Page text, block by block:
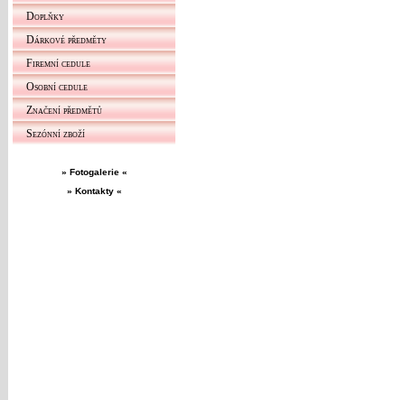
Doplňky
Dárkové předměty
Firemní cedule
Osobní cedule
Značení předmětů
Sezónní zboží
» Fotogalerie «
» Kontakty «